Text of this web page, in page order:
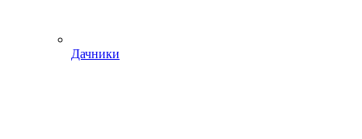
Дачники